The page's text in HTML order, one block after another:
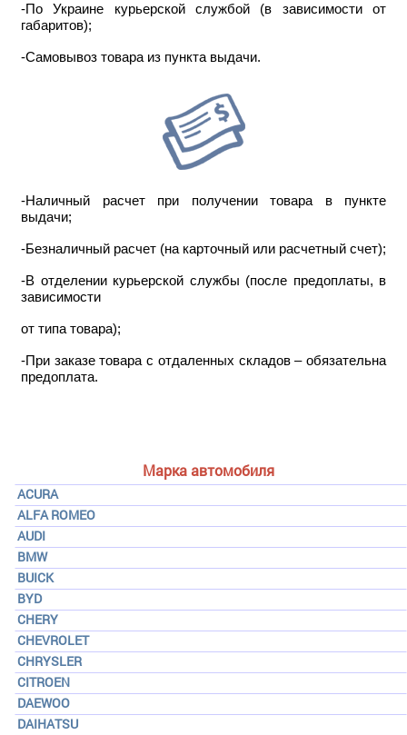
Марка автомобиля
ACURA
ALFA ROMEO
AUDI
BMW
BUICK
BYD
CHERY
CHEVROLET
CHRYSLER
CITROEN
DAEWOO
DAIHATSU
-По Украине курьерской службой (в зависимости от
габаритов);
-Самовывоз товара из пункта выдачи.
-Наличный расчет при получении товара в пункте
выдачи;
-Безналичный расчет (на карточный или расчетный счет);
-В отделении курьерской службы (после предоплаты, в
зависимости
от типа товара);
-При заказе товара с отдаленных складов – обязательна
предоплата.